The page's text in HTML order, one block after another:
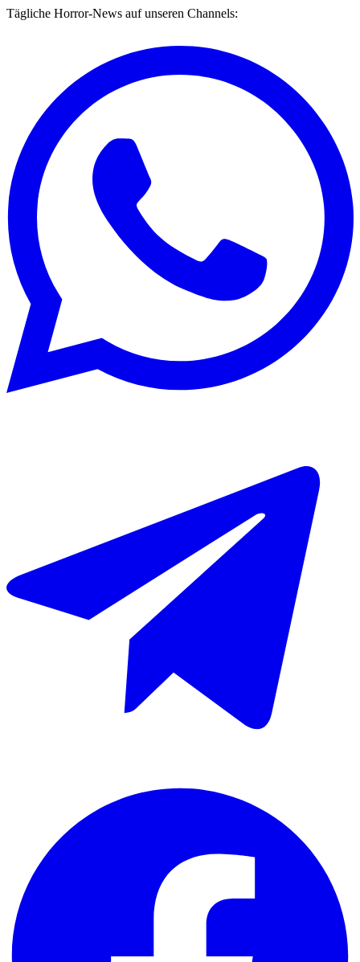
Tägliche Horror-News auf unseren Channels: